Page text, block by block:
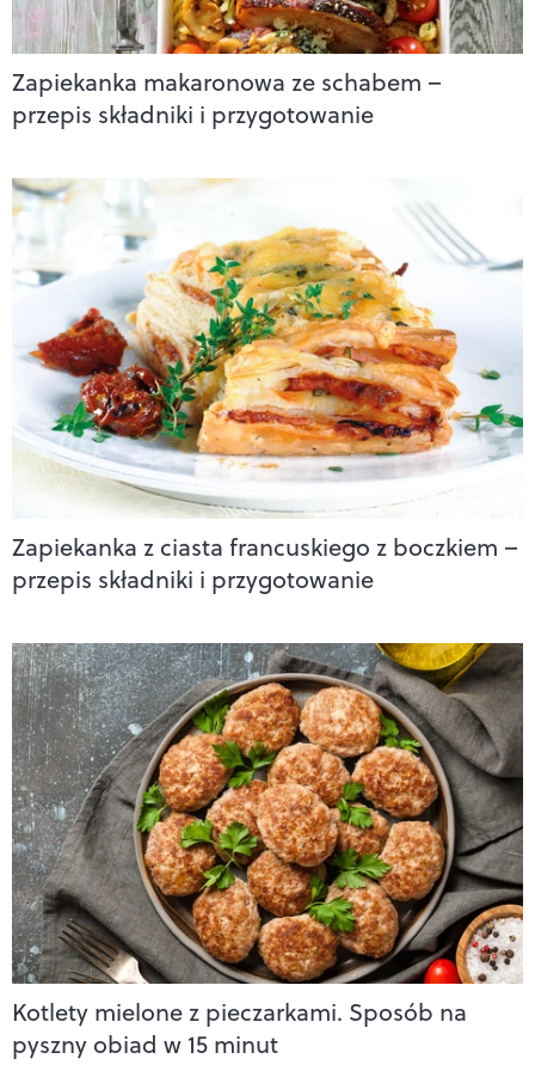
Zapiekanka makaronowa ze schabem –
przepis składniki i przygotowanie
Zapiekanka z ciasta francuskiego z boczkiem –
przepis składniki i przygotowanie
Kotlety mielone z pieczarkami. Sposób na
pyszny obiad w 15 minut